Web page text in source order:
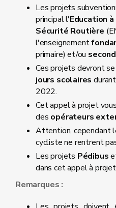
Les projets
principal l'Education
Sécurité Routière
l'enseignement
primaire) et/ou
Ces projets devront
jours scolaires
2022.
Cet appel à projet
des opérateurs
Attention, cependant
cycliste ne rentrent
Les projets Pédibus
dans cet appel à
Remarques :